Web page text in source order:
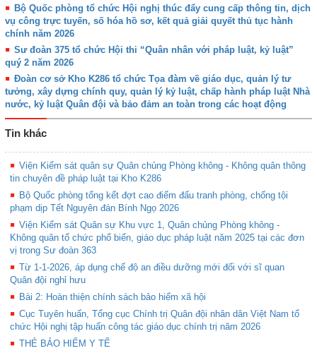
Bộ Quốc phòng tổ chức Hội nghị thúc đẩy cung cấp thông tin, dịch
vụ công trực tuyến, số hóa hồ sơ, kết quả giải quyết thủ tục hành
chính năm 2026
Sư đoàn 375 tổ chức Hội thi “Quân nhân với pháp luật, kỷ luật”
quý 2 năm 2026
Đoàn cơ sở Kho K286 tổ chức Tọa đàm về giáo dục, quản lý tư
tưởng, xây dựng chính quy, quản lý kỷ luật, chấp hành pháp luật Nhà
nước, kỷ luật Quân đội và bảo đảm an toàn trong các hoạt động
Tin khác
Viện Kiểm sát quân sự Quân chủng Phòng không - Không quân thông
tin chuyên đề pháp luật tại Kho K286
Bộ Quốc phòng tổng kết đợt cao điểm đấu tranh phòng, chống tội
phạm dịp Tết Nguyên đán Bính Ngọ 2026
Viện Kiểm sát Quân sự Khu vực 1, Quân chủng Phòng không -
Không quân tổ chức phổ biến, giáo dục pháp luật năm 2025 tại các đơn
vị trong Sư đoàn 363
Từ 1-1-2026, áp dụng chế độ an điều dưỡng mới đối với sĩ quan
Quân đội nghỉ hưu
Bài 2: Hoàn thiện chính sách bảo hiểm xã hội
Cục Tuyên huấn, Tổng cục Chính trị Quân đội nhân dân Việt Nam tổ
chức Hội nghị tập huấn công tác giáo dục chính trị năm 2026
THẺ BẢO HIỂM Y TẾ